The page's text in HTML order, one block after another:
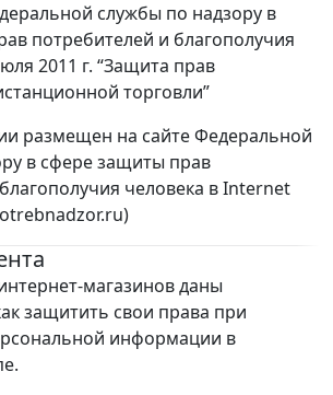
службы по надзору в
потребителей и благополучия
2011 г. “Защита прав
торговли”
размещен на сайте Федеральной
в сфере защиты прав
человека в Internet
магазинов даны
защитить свои права при
информации в